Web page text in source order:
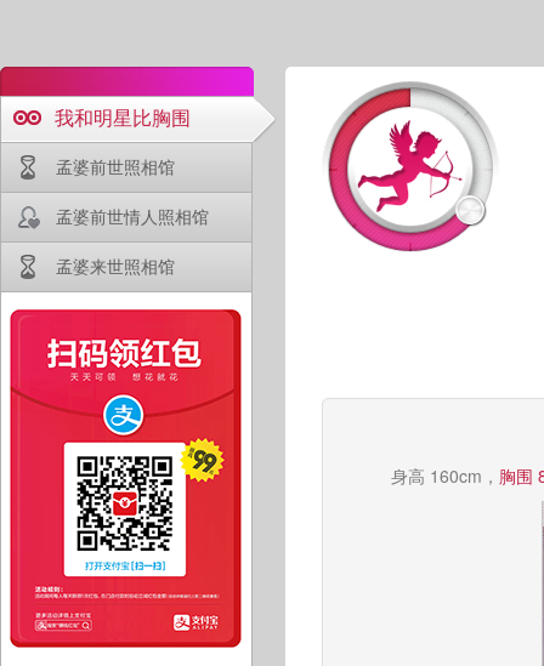
我和明星比胸围
孟婆前世照相馆
孟婆前世情人照相馆
孟婆来世照相馆
身高 160cm， 胸围